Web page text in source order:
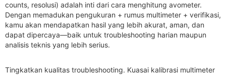
counts, resolusi) adalah inti dari cara menghitung avometer.
Dengan memadukan pengukuran + rumus multimeter + verifikasi,
kamu akan mendapatkan hasil yang lebih akurat, aman, dan
dapat dipercaya—baik untuk troubleshooting harian maupun
analisis teknis yang lebih serius.
Tingkatkan kualitas troubleshooting. Kuasai kalibrasi multimeter